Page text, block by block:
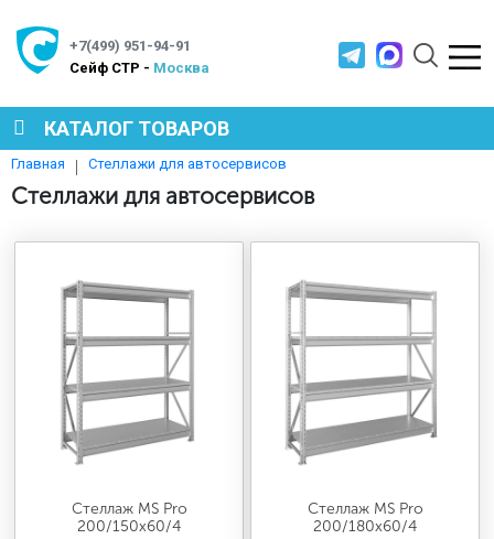
+7(499) 951-94-91
Cейф СТР - Москва
КАТАЛОГ ТОВАРОВ
СЕЙФЫ
МЕТАЛЛИЧЕСКИЕ СТЕЛЛАЖИ
ПРОИЗВОДСТВЕННАЯ МЕБЕЛЬ
МЕДИЦИНСКАЯ МЕБЕЛЬ
Главная Стеллажи для автосервисов
Стеллажи для автосервисов
Стеллаж MS Pro
200/150x60/4
Стеллаж MS Pro
200/180x60/4